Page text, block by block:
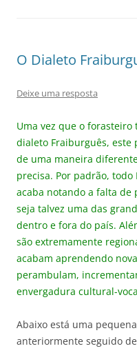
O Dialeto
Deixe uma resposta
Uma vez que o
dialeto Fraiburguês, este
de uma maneira
precisa. Por padrão,
acaba notando a falta de
seja talvez uma das
dentro e fora do país.
são extremamente
acabam aprendendo
perambulam,
envergadura cultural-
Abaixo está uma
anteriormente seguido